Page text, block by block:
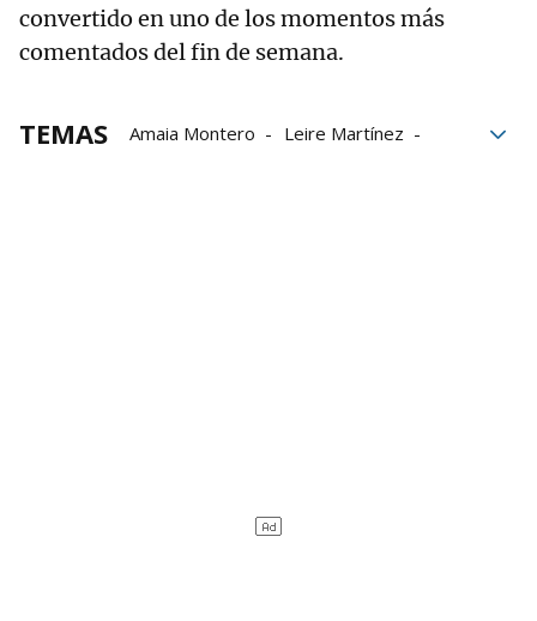
convertido en uno de los momentos más
comentados del fin de semana.
TEMAS Amaia Montero
Leire Martínez